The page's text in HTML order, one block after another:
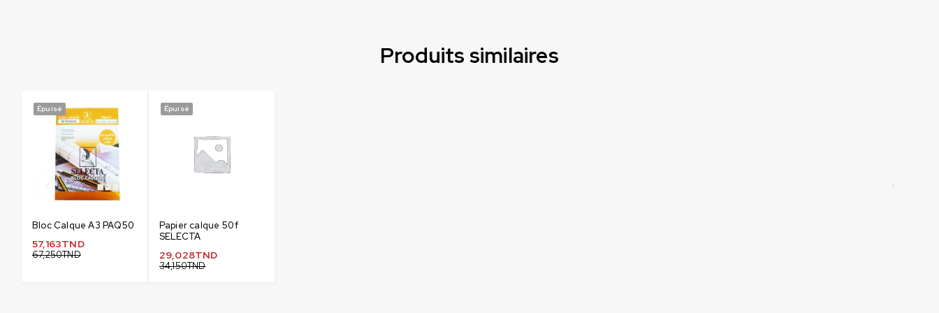
Produits similaires
Épuisé
Bloc Calque A3 PAQ50
67,250TND
57,163TND
Épuisé
Papier calque 50f
SELECTA
34,150TND
29,028TND